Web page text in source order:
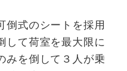
倒式のシートを採用
して荷室を最大限に
みを倒して３人が乗